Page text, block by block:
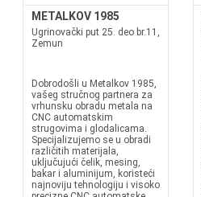
METALKOV 1985
Ugrinovački put 25. deo br.11,
Zemun
Dobrodošli u Metalkov 1985,
vašeg stručnog partnera za
vrhunsku obradu metala na
CNC automatskim
strugovima i glodalicama.
Specijalizujemo se u obradi
različitih materijala,
uključujući čelik, mesing,
bakar i aluminijum, koristeći
najnoviju tehnologiju i visoko